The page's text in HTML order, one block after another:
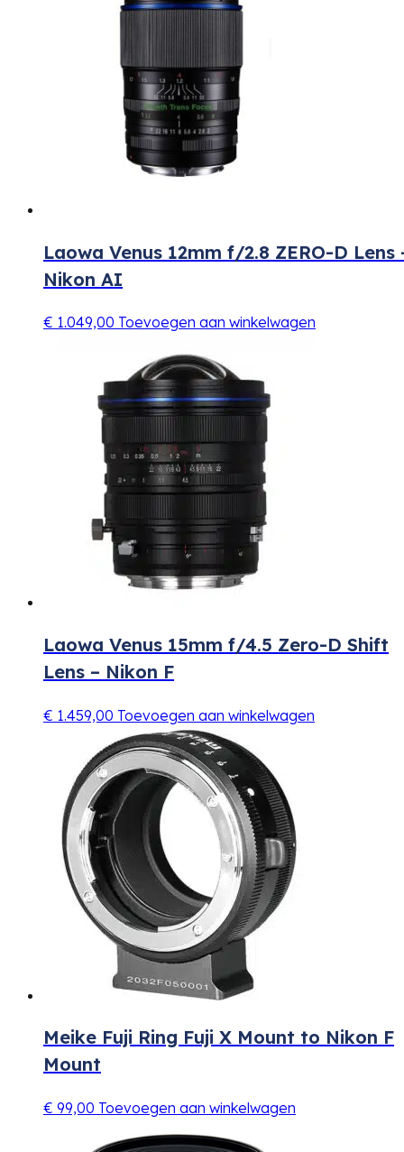
Laowa Venus 12mm f/2.8 ZERO-D Lens
Nikon AI
€ 1.049,00 Toevoegen aan winkelwagen
Laowa Venus 15mm f/4.5 Zero-D Shift
Lens – Nikon F
€ 1.459,00 Toevoegen aan winkelwagen
Meike Fuji Ring Fuji X Mount to Nikon F
Mount
€ 99,00 Toevoegen aan winkelwagen